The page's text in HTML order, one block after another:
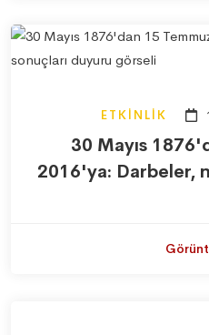
ETKINLIK
30 Mayıs
2016'ya: Darbeler,